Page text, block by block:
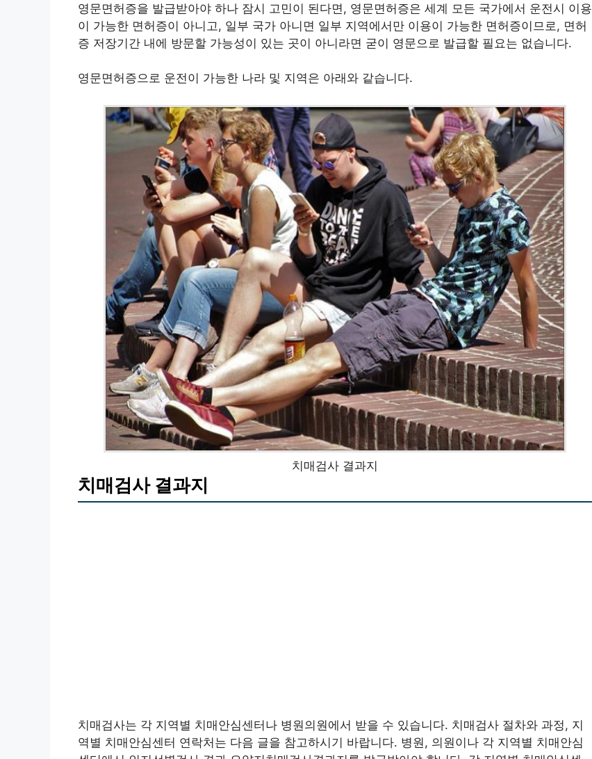
영문면허증을 발급받아야 하나 잠시 고민이 된다면, 영문면허증은 세계 모든 국가에서 운전시 이용
이 가능한 면허증이 아니고, 일부 국가 아니면 일부 지역에서만 이용이 가능한 면허증이므로, 면허
증 저장기간 내에 방문할 가능성이 있는 곳이 아니라면 굳이 영문으로 발급할 필요는 없습니다.
영문면허증으로 운전이 가능한 나라 및 지역은 아래와 같습니다.
치매검사 결과지
치매검사 결과지
치매검사는 각 지역별 치매안심센터나 병원의원에서 받을 수 있습니다. 치매검사 절차와 과정, 지
역별 치매안심센터 연락처는 다음 글을 참고하시기 바랍니다. 병원, 의원이나 각 지역별 치매안심